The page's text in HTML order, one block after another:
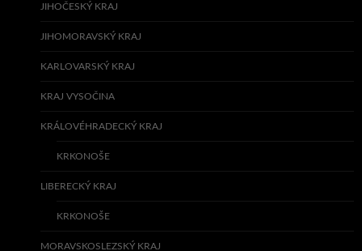
JIHOČESKÝ KRAJ
JIHOMORAVSKÝ KRAJ
KARLOVARSKÝ KRAJ
KRAJ VYSOČINA
KRÁLOVÉHRADECKÝ KRAJ
KRKONOŠE
LIBERECKÝ KRAJ
KRKONOŠE
MORAVSKOSLEZSKÝ KRAJ